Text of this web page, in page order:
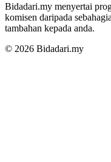
Bidadari.my menyertai
komisen daripada
tambahan kepada anda.
© 2026 Bidadari.my